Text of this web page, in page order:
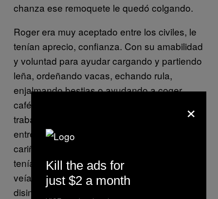
chanza ese remoquete le quedó colgando.
Roger era muy aceptado entre los civiles, le
tenían aprecio, confianza. Con su amabilidad
y voluntad para ayudar cargando y partiendo
leña, ordeñando vacas, echando rula,
enjalmando bestias o ayudando a coger
café. Mejor dicho, no le tenía pereza al
trabajo, y esa cualidad es muy apreciada
entre los campesinos. Por eso se ganó su
cariño. La hija de unos colaboradores que
tenía cierto retraso mental, cada vez que lo
veía lo abrazaba con una contentura que no
disimulaba. Los padres, conocedores de las
×
Kill the ads for
just $2 a month